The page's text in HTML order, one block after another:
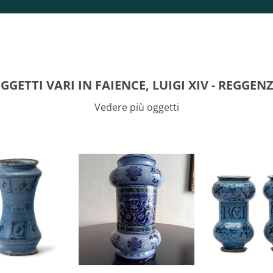
VARI IN FAIENCE, LUIGI XIV -
Vedere più oggetti